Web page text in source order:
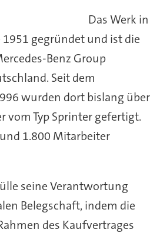
Das Werk in
gegründet und ist die
Benz Group
Seit dem
wurden dort bislang über
vom Typ Sprinter gefertigt.
1.800 Mitarbeiter
seine Verantwortung
Belegschaft, indem die
des Kaufvertrages